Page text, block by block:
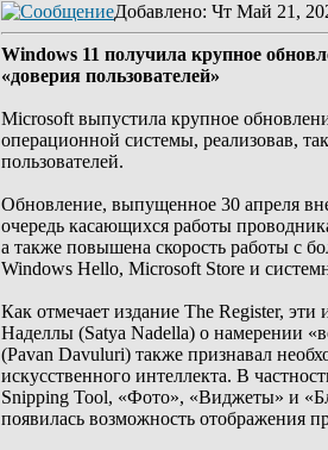
Добавлено: Чт Май 21,
Windows 11 получила крупное
«доверия пользователей»
Microsoft выпустила крупное
операционной системы, реализовав,
пользователей.
Обновление, выпущенное 30 апреля
очередь касающихся работы
а также повышена скорость работы с
Windows Hello, Microsoft Store и
Как отмечает издание The Register,
Наделлы (Satya Nadella) о намерении
(Pavan Davuluri) также признавал
искусственного интеллекта. В
Snipping Tool, «Фото», «Виджеты» и
появилась возможность отображения